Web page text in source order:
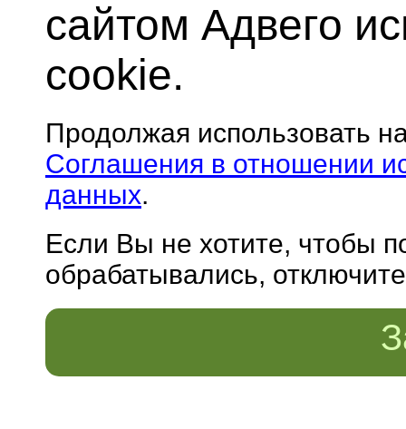
сайтом Адвего
cookie.
Продолжая использовать
Соглашения в отношении
данных.
Если Вы не хотите, чтобы
обрабатывались,